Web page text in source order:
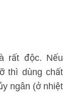
rất độc. Nếu
thì dùng chất
ngân (ở nhiệt